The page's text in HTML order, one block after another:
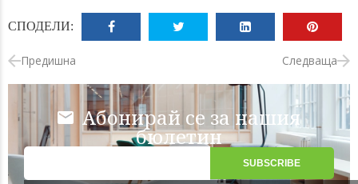
СПОДЕЛИ:
Предишна Следваща
Абонирай се за нашия
бюлетин